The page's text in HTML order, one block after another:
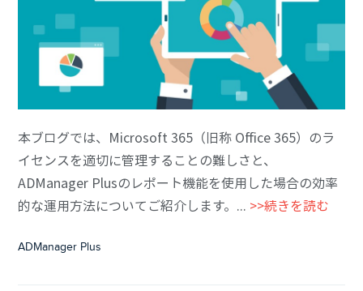
本ブログでは、Microsoft 365（旧称 Office 365）のラ
イセンスを適切に管理することの難しさと、
ADManager Plusのレポート機能を使用した場合の効率
的な運用方法についてご紹介します。... >>続きを読む
ADManager Plus